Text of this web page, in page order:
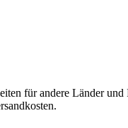
für andere Länder